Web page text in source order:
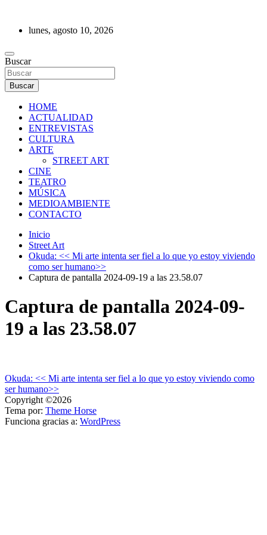
contenidolunes, agosto 10, 2026
REVISTA DE PRENSA
Buscar
Buscar
HOME
ACTUALIDAD
ENTREVISTAS
CULTURA
ARTE
STREET ART
CINE
TEATRO
MÚSICA
MEDIOAMBIENTE
CONTACTO
Inicio
Street Art
Okuda: << Mi arte intenta ser fiel a lo que yo estoy viviendo
como ser humano>>
Captura de pantalla 2024-09-19 a las 23.58.07
Captura de pantalla 2024-09-
19 a las 23.58.07
Navegación
de
entradas
Okuda: << Mi arte intenta ser fiel a lo que yo estoy viviendo como
ser humano>>
Copyright ©2026
Tema por: Theme Horse
Funciona gracias a: WordPress